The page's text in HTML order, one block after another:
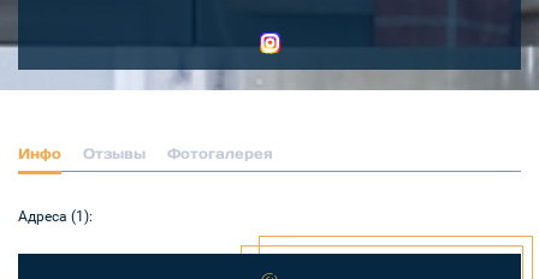
Инфо Отзывы Фотогалерея
Адреса (1):